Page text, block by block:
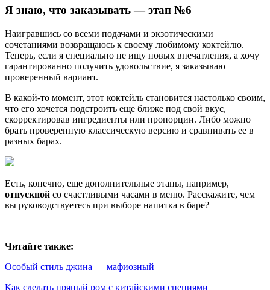
Я знаю, что заказывать — этап №6
Наигравшись со всеми подачами и экзотическими
сочетаниями возвращаюсь к своему любимому коктейлю.
Теперь, если я специально не ищу новых впечатления, а хочу
гарантированно получить удовольствие, я заказываю
проверенный вариант.
В какой-то момент, этот коктейль становится настолько своим,
что его хочется подстроить еще ближе под свой вкус,
скорректировав ингредиенты или пропорции. Либо можно
брать проверенную классическую версию и сравнивать ее в
разных барах.
Есть, конечно, еще дополнительные этапы, например,
отпускной со счастливыми часами в меню. Расскажите, чем
вы руководствуетесь при выборе напитка в баре?
Читайте также:
Особый стиль джина — мафиозный
Как сделать пряный ром с китайскими специями